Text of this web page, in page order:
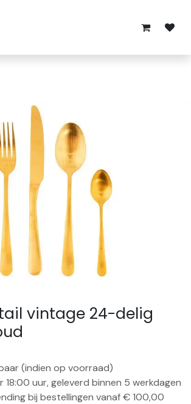
vintage 24-delig
(indien op voorraad)
18:00 uur, geleverd binnen 5 werkdagen
bij bestellingen vanaf € 100,00